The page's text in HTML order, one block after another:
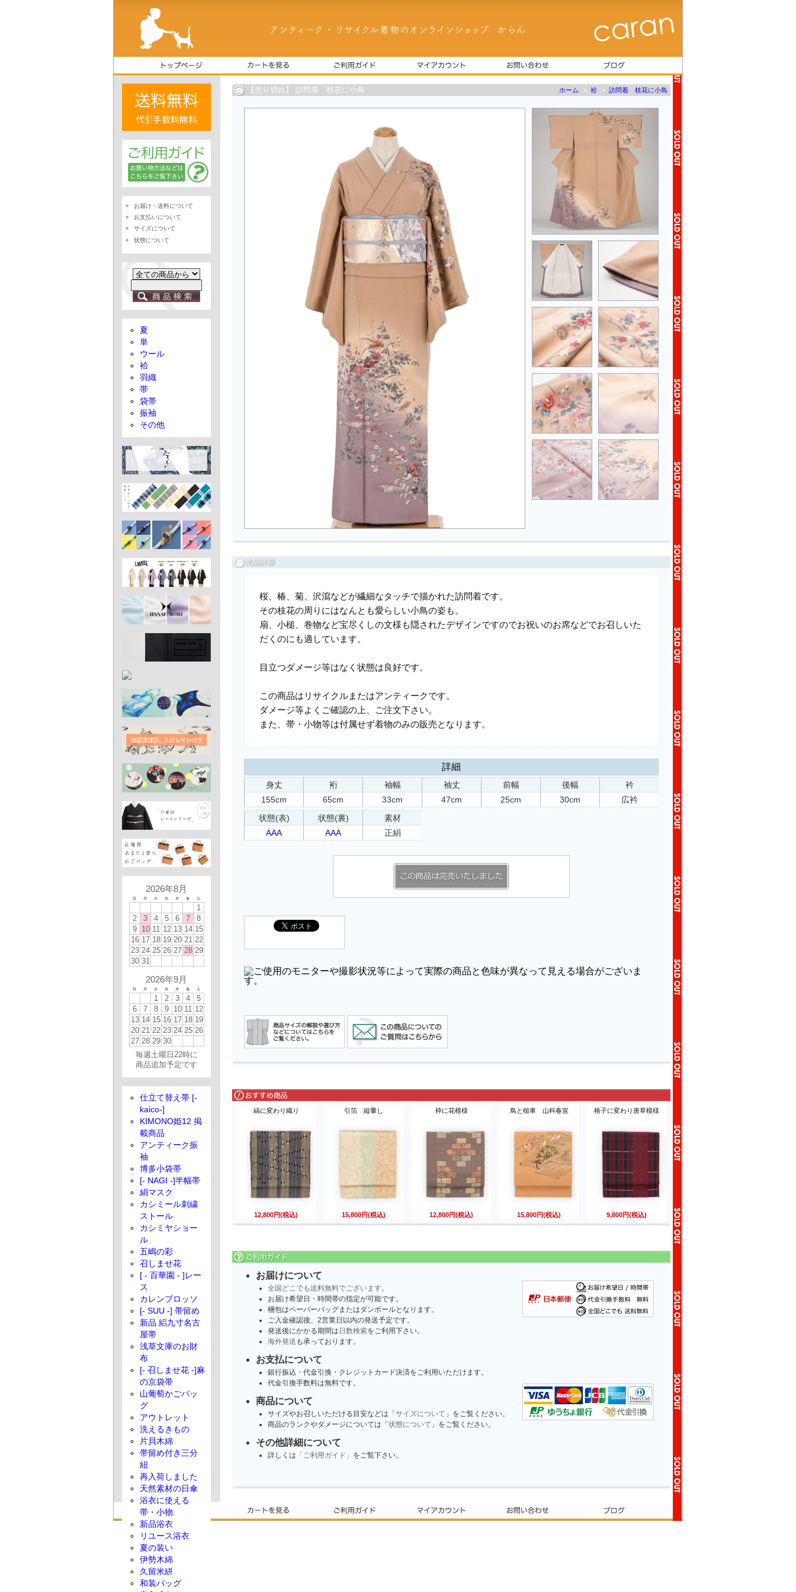
【売り切れ】 訪問着 枝花に小鳥 ホーム » 袷 » 訪問着 枝花に小鳥
桜、椿、菊、沢瀉などが繊細なタッチで描かれた訪問着です。
その枝花の周りにはなんとも愛らしい小鳥の姿も。
扇、小槌、巻物など宝尽くしの文様も隠されたデザインですのでお祝いのお席などでお召しいた
だくのにも適しています。
目立つダメージ等はなく状態は良好です。
この商品はリサイクルまたはアンティークです。
ダメージ等よくご確認の上、ご注文下さい。
また、帯・小物等は付属せず着物のみの販売となります。
詳細
身丈
155cm
裄
65cm
袖幅
33cm
袖丈
47cm
前幅
25cm
後幅
30cm
衿
広衿
状態(表)
AAA
状態(裏)
AAA
素材
正絹
縞に変わり織り
12,800円(税込)
引箔 縦暈し
15,800円(税込)
枠に花模様
12,800円(税込)
鳥と槌車 山科春宣
15,800円(税込)
格子に変わり唐草模様
9,800円(税込)
お届けについて
全国どこでも送料無料でございます。
お届け希望日・時間帯の指定が可能です。
梱包はペーパーバッグまたはダンボールとなります。
ご入金確認後、2営業日以内の発送予定です。
発送後にかかる期間は 日数検索をご利用下さい。
海外発送 も承っております。
お支払について
銀行振込・代金引換・クレジットカード決済をご利用いただけます。
代金引換手数料は無料です。
商品について
サイズやお召しいただける目安などは「 サイズについて 」をご覧ください。
商品のランクやダメージについては「 状態について 」をご覧ください。
その他詳細について
詳しくは 「ご利用ガイド」 をご覧下さい。
お届け・送料について
お支払いについて
サイズについて
状態について
夏
単
ウール
袷
羽織
帯
袋帯
振袖
その他
2026年8月
日 月 火 水 木 金 土
1
2
3 4 5 6 7
8
9 10 11 12 13 14 15
16 17 18 19 20 21 22
23 24 25 26 27 28 29
30 31
2026年9月
日 月 火 水 木 金 土
1 2 3 4
5
6
7 8 9 10 11 12
13 14 15 16 17 18 19
20 21 22 23 24 25 26
27 28 29 30
毎週土曜日22時に
商品追加予定です
仕立て替え帯 [-
kaico-]
KIMONO姫12 掲
載商品
アンティーク振
袖
博多小袋帯
[- NAGI -]半幅帯
絹マスク
カシミール刺繍
ストール
カシミヤショー
ル
五嶋の彩
召しませ花
[ - 百華園 - ]レー
ス
カレンブロッソ
[- SUU -] 帯留め
新品 絽九寸名古
屋帯
浅草文庫のお財
布
[- 召しませ花 -]麻
の京袋帯
山葡萄かごバッ
グ
アウトレット
洗えるきもの
片貝木綿
帯留め付き三分
紐
再入荷しました
天然素材の日傘
浴衣に使える
帯・小物
新品浴衣
リユース浴衣
夏の装い
伊勢木綿
久留米絣
和装バッグ